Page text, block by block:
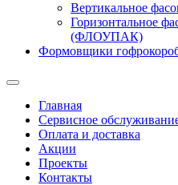
Вертикальное
Горизонтальное
(ФЛОУПАК)
Формовщики
Главная
Сервисное
Оплата и доставка
Акции
Проекты
Контакты